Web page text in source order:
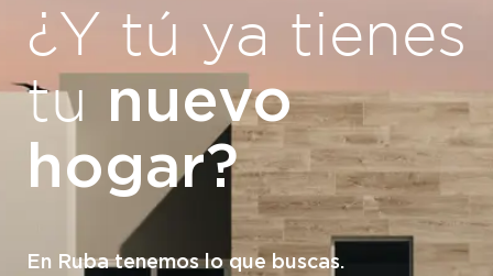
¿Y tú ya tienes
tu nuevo
hogar?
En Ruba tenemos lo que buscas.